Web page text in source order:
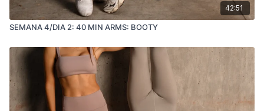
42:51
SEMANA 4/DIA 2: 40 MIN ARMS: BOOTY